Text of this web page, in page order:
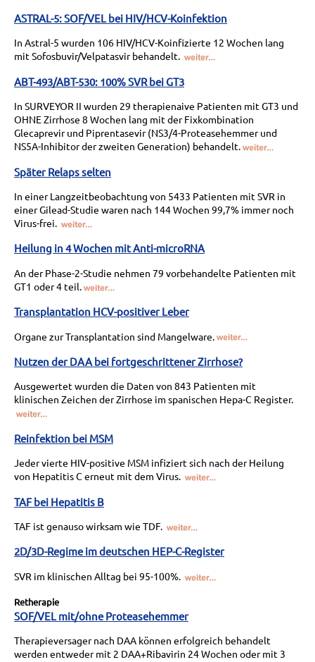
ASTRAL-5: SOF/VEL bei HIV/HCV-Koinfektion
In Astral-5 wurden 106 HIV/HCV-Koinfizierte 12 Wochen lang
mit Sofosbuvir/Velpatasvir behandelt.
ABT-493/ABT-530: 100% SVR bei GT3
In SURVEYOR II wurden 29 therapienaive Patienten mit GT3 und
OHNE Zirrhose 8 Wochen lang mit der Fixkombination
Glecaprevir und Piprentasevir (NS3/4-Proteasehemmer und
NS5A-Inhibitor der zweiten Generation) behandelt.
Später Relaps selten
In einer Langzeitbeobachtung von 5433 Patienten mit SVR in
einer Gilead-Studie waren nach 144 Wochen 99,7% immer noch
Virus-frei.
Heilung in 4 Wochen mit Anti-microRNA
An der Phase-2-Studie nehmen 79 vorbehandelte Patienten mit
GT1 oder 4 teil.
Transplantation HCV-positiver Leber
Organe zur Transplantation sind Mangelware.
Nutzen der DAA bei fortgeschrittener Zirrhose?
Ausgewertet wurden die Daten von 843 Patienten mit
klinischen Zeichen der Zirrhose im spanischen Hepa-C Register.
Reinfektion bei MSM
Jeder vierte HIV-positive MSM infiziert sich nach der Heilung
von Hepatitis C erneut mit dem Virus.
TAF bei Hepatitis B
TAF ist genauso wirksam wie TDF.
2D/3D-Regime im deutschen HEP-C-Register
SVR im klinischen Alltag bei 95-100%.
Retherapie
SOF/VEL mit/ohne Proteasehemmer
Therapieversager nach DAA können erfolgreich behandelt
werden entweder mit 2 DAA+Ribavirin 24 Wochen oder mit 3